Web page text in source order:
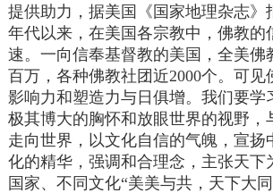
提供助力，据美国《国家地理杂志》
年代以来，在美国各宗教中，佛教的
速。一向信奉基督教的美国，全美佛
百万，各种佛教社团近2000个。可见
影响力和塑造力与日俱增。我们要学
极其博大的胸怀和放眼世界的视野，
走向世界，以文化自信的气魄，宣扬
化的精华，强调和合理念，主张天下
国家、不同文化“美美与共，天下大